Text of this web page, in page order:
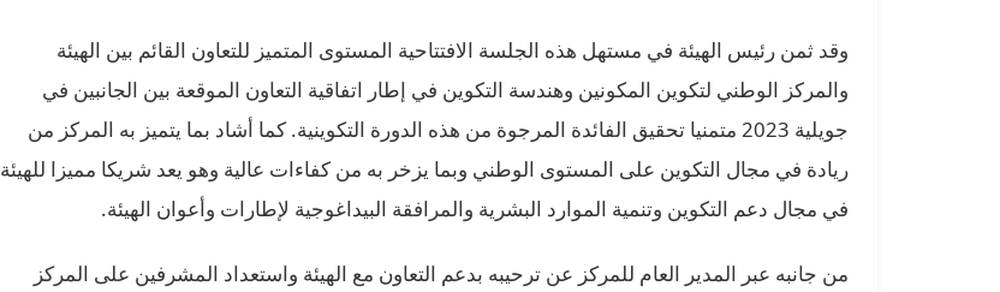
وقد ثمن رئيس الهيئة في مستهل هذه الجلسة الافتتاحية المستوى المتميز للتعاون القائم بين الهيئة
والمركز الوطني لتكوين المكونين وهندسة التكوين في إطار اتفاقية التعاون الموقعة بين الجانبين في
جويلية 2023 متمنيا تحقيق الفائدة المرجوة من هذه الدورة التكوينية. كما أشاد بما يتميز به المركز من
ريادة في مجال التكوين على المستوى الوطني وبما يزخر به من كفاءات عالية وهو يعد شريكا مميزا للهيئة
في مجال دعم التكوين وتنمية الموارد البشرية والمرافقة البيداغوجية لإطارات وأعوان الهيئة.
من جانبه عبر المدير العام للمركز عن ترحيبه بدعم التعاون مع الهيئة واستعداد المشرفين على المركز